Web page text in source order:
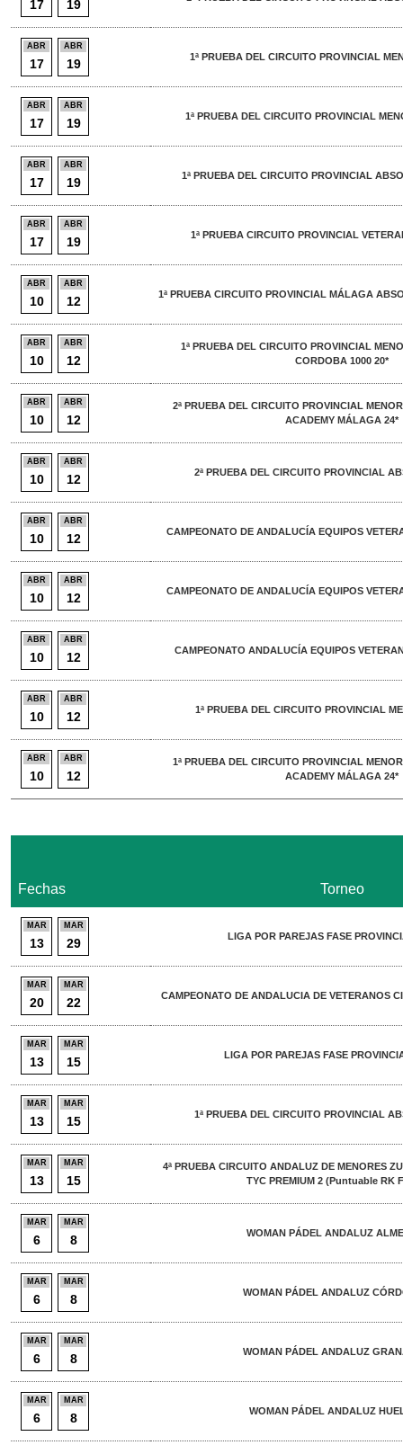
17 19
ABR
17
ABR
19 1ª PRUEBA DEL CIRCUITO PROVINCIAL
ABR
17
ABR
19 1ª PRUEBA DEL CIRCUITO PROVINCIAL
ABR
17
ABR
19 1ª PRUEBA DEL CIRCUITO PROVINCIAL
ABR
17
ABR
19 1ª PRUEBA CIRCUITO PROVINCIAL
ABR
10
ABR
12 1ª PRUEBA CIRCUITO PROVINCIAL MÁLAGA
ABR
10
ABR
12
1ª PRUEBA DEL CIRCUITO PROVINCIAL
CORDOBA 1000 20*
ABR
10
ABR
12
2ª PRUEBA DEL CIRCUITO PROVINCIAL
ACADEMY MÁLAGA 24*
ABR
10
ABR
12 2ª PRUEBA DEL CIRCUITO PROVINCIAL
ABR
10
ABR
12 CAMPEONATO DE ANDALUCÍA EQUIPOS
ABR
10
ABR
12 CAMPEONATO DE ANDALUCÍA EQUIPOS
ABR
10
ABR
12 CAMPEONATO ANDALUCÍA EQUIPOS
ABR
10
ABR
12 1ª PRUEBA DEL CIRCUITO PROVINCIAL
ABR
10
ABR
12
1ª PRUEBA DEL CIRCUITO PROVINCIAL
ACADEMY MÁLAGA 24*
Fechas Torneo
MAR
13
MAR
29 LIGA POR PAREJAS FASE
MAR
20
MAR
22 CAMPEONATO DE ANDALUCIA DE VETERANOS
MAR
13
MAR
15 LIGA POR PAREJAS FASE
MAR
13
MAR
15 1ª PRUEBA DEL CIRCUITO PROVINCIAL
MAR
13
MAR
15
4ª PRUEBA CIRCUITO ANDALUZ DE MENORES
TYC PREMIUM 2 (Puntuable RK
MAR
6
MAR
8 WOMAN PÁDEL ANDALUZ
MAR
6
MAR
8 WOMAN PÁDEL ANDALUZ
MAR
6
MAR
8 WOMAN PÁDEL ANDALUZ
MAR
6
MAR
8 WOMAN PÁDEL ANDALUZ